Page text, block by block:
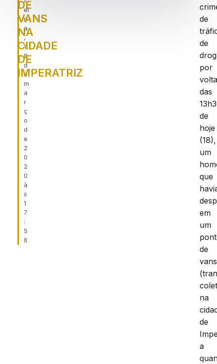
ei
r
a
,
1
8
d
e
m
a
r
ç
o
d
e
2
0
2
0
à
s
1
7
:
5
6
DE
VANS
NA
CIDADE
DE
IMPERATRIZ
de
de
por
das
de
hoje
(18),
um
que
em
um
de
vans
na
de
a